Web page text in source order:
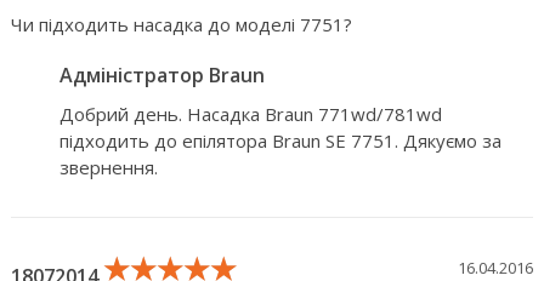
Чи підходить насадка до моделі 7751?
Адміністратор Braun
Добрий день. Насадка Braun 771wd/781wd
підходить до епілятора Braun SE 7751. Дякуємо за
звернення.
★★★★★
★★★★★
★★★★★ 16.04.2016